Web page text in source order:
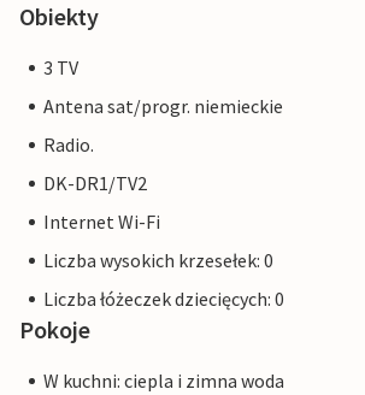
Obiekty
3 TV
Antena sat/progr. niemieckie
Radio.
DK-DR1/TV2
Internet Wi-Fi
Liczba wysokich krzesełek: 0
Liczba łóżeczek dziecięcych: 0
Pokoje
W kuchni: ciepla i zimna woda